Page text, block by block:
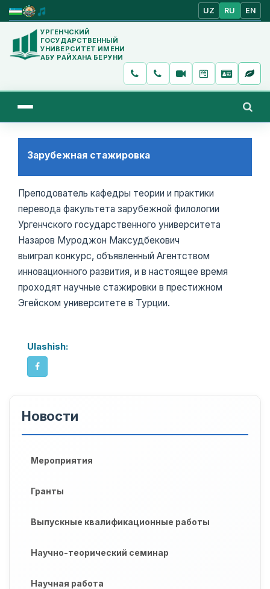
UZ RU EN
УРГЕНЧСКИЙ
ГОСУДАРСТВЕННЫЙ
УНИВЕРСИТЕТ ИМЕНИ
АБУ РАЙХАНА БЕРУНИ
Зарубежная стажировка
Преподователь кафедры теории и практики
перевода факультета зарубежной филологии
Ургенчского государственного университета
Назаров Муроджон Максудбекович
выиграл конкурс, объявленный Агентством
инновационного развития, и в настоящее время
проходят научные стажировки в престижном
Эгейском университете в Турции.
Ulashish:
Новости
Мероприятия
Гранты
Выпускные квалификационные работы
Научно-теорический семинар
Научная работа